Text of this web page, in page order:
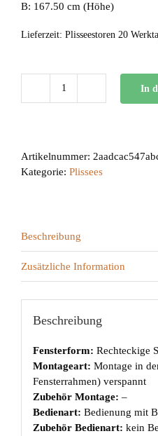
B: 167.50 cm (Höhe)
Lieferzeit: Plisseestoren 20
In
Artikelnummer:
Kategorie: Plissees
Beschreibung
Zusätzliche Information
Beschreibung
Fensterform: Rechteckige
Montageart: Montage in
Fensterrahmen) verspannt
Zubehör Montage: –
Bedienart: Bedienung mit
Zubehör Bedienart: kein